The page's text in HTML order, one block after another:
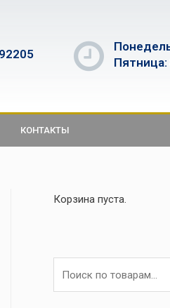
Пятница:
КОНТАКТЫ
Корзина пуста.